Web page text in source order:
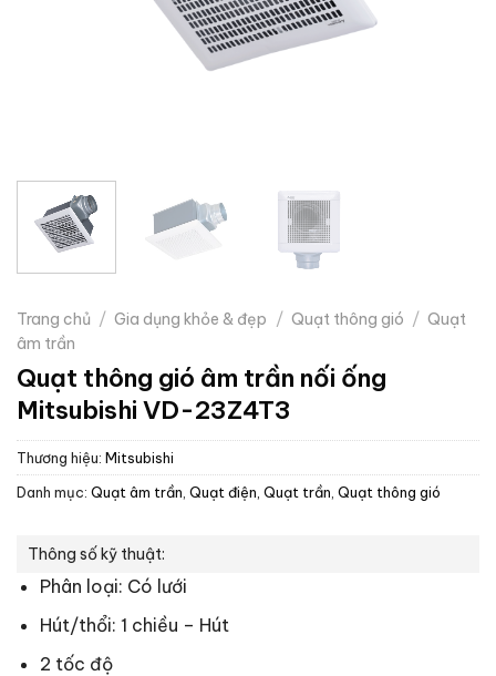
Trang chủ / Gia dụng khỏe & đẹp / Quạt thông gió / Quạt
âm trần
Quạt thông gió âm trần nối ống
Mitsubishi VD-23Z4T3
Thương hiệu: Mitsubishi
Danh mục: Quạt âm trần Quạt điện, Quạt trần Quạt thông gió
Thông số kỹ thuật:
Phân loại: Có lưới
Hút/thổi: 1 chiều – Hút
2 tốc độ